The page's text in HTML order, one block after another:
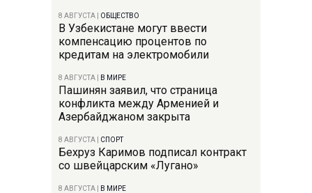
8 АВГУСТА ОБЩЕСТВО
В Узбекистане могут ввести
компенсацию процентов по
кредитам на электромобили
8 АВГУСТА В МИРЕ
Пашинян заявил, что страница
конфликта между Арменией и
Азербайджаном закрыта
8 АВГУСТА СПОРТ
Бехруз Каримов подписал контракт
со швейцарским «Лугано»
8 АВГУСТА В МИРЕ